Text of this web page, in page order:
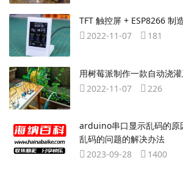
TFT 触控屏 + ESP8266 制
2022-11-07
181
用树莓派制作一款自动浇
2022-11-07
226
arduino串口显示乱码的原
乱码的问题的解决办法
2023-09-28
1400